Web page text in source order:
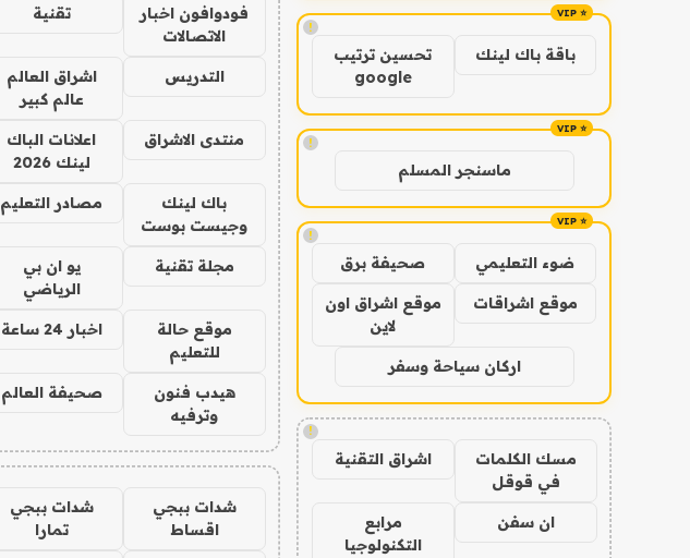
!
باقة باك لينك
تحسين ترتيب
google
!
ماسنجر المسلم
!
ضوء التعليمي صحيفة برق
موقع اشراقات
موقع اشراق اون
لاين
اركان سياحة وسفر
!
مسك الكلمات
في قوقل
اشراق التقنية
ان سفن
مرابع
التكنولوجيا
فودوافون اخبار
الاتصالات
تقنية
التدريس
اشراق العالم
عالم كبير
منتدى الاشراق
اعلانات الباك
لينك 2026
باك لينك
وجيست بوست
مصادر التعليم
مجلة تقنية
يو ان بي
الرياضي
موقع حالة
للتعليم
اخبار 24 ساعة
هيدب فنون
وترفيه
صحيفة العالم
شدات ببجي
اقساط
شدات ببجي
تمارا